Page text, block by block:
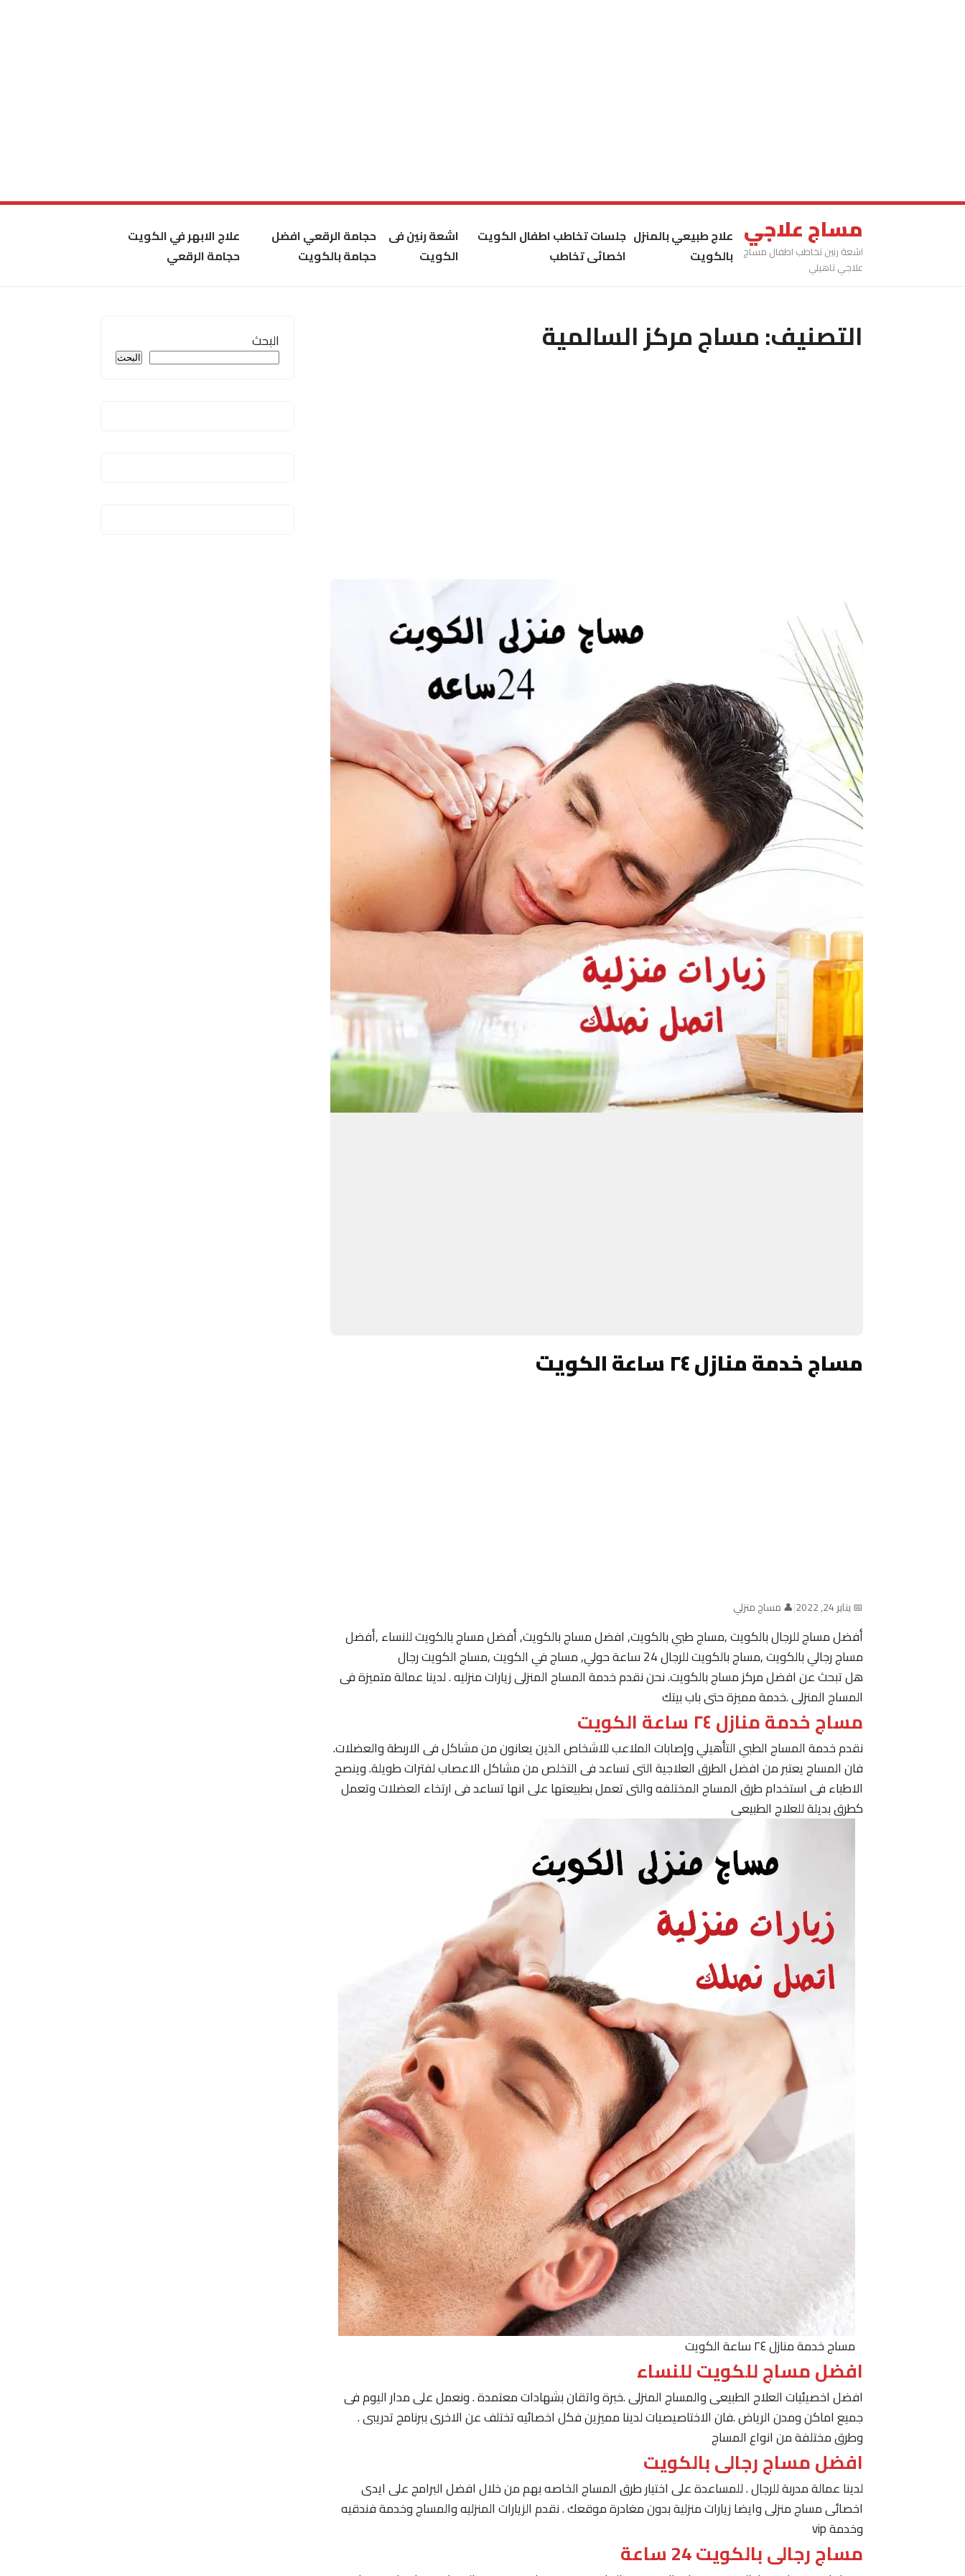
مساج علاجي
اشعة رنين تخاطب اطفال مساج
علاجي تاهيلي
علاج طبيعي بالمنزل
بالكويت
جلسات تخاطب اطفال الكويت
اخصائى تخاطب
اشعة رنين فى
الكويت
حجامة الرقعي افضل
حجامة بالكويت
علاج الابهر في الكويت
حجامة الرقعي
التصنيف:مساج مركز السالمية
مساج خدمة منازل ٢٤ ساعة الكويت
📅 يناير 24, 2022 |👤 مساج منزلي
أفضل مساج للرجال بالكويت ,مساج طبي بالكويت, افضل مساج بالكويت, أفضل مساج بالكويت للنساء ,أفضل
مساج رجالي بالكويت ,مساج بالكويت للرجال 24 ساعة حولي, مساج في الكويت ,مساج الكويت رجال
هل تبحث عن افضل مركز مساج بالكويت. نحن نقدم خدمة المساج المنزلى زيارات منزليه . لدينا عمالة متميزة فى
المساج المنزلى .خدمة مميزة حتى باب بيتك
مساج خدمة منازل ٢٤ ساعة الكويت
نقدم خدمة المساج الطبي التأهيلي وإصابات الملاعب للاشخاص الذين يعانون من مشاكل فى الاربطة والعضلات.
فان المساج يعتبر من افضل الطرق العلاجية التى تساعد فى التخلص من مشاكل الاعصاب لفترات طويلة. وينصح
الاطباء فى استخدام طرق المساج المختلفه والتى تعمل بطبيعتها على انها تساعد فى ارتخاء العضلات وتعمل
كطرق بديلة للعلاج الطبيعى
مساج خدمة منازل ٢٤ ساعة الكويت
افضل مساج للكويت للنساء
افضل اخصيئيات العلاج الطبيعى والمساج المنزلى .خبرة واتقان بشهادات معتمدة . ونعمل على مدار اليوم فى
جميع اماكن ومدن الرياض .فان الاختاصيصيات لدينا مميزين فكل اخصائيه تختلف عن الاخرى ببرنامج تدريبى .
وطرق مختلفة من انواع المساج
افضل مساج رجالى بالكويت
لدينا عمالة مدربة للرجال . للمساعدة على اختيار طرق المساج الخاصه بهم من خلال افضل البرامج على ايدى
اخصائى مساج منزلى وايضا زيارات منزلية بدون مغادرة موقعك . نقدم الزيارات المنزليه والمساج وخدمة فندقيه
وخدمة vip
مساج رجالى بالكويت 24 ساعة
البحث
البحث